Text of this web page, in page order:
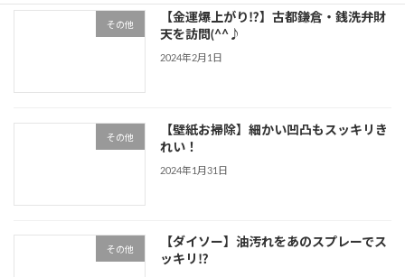
その他
【金運爆上がり⁉】古都鎌倉・銭洗弁財
天を訪問(^^♪
2024年2月1日
その他
【壁紙お掃除】細かい凹凸もスッキリき
れい！
2024年1月31日
その他
【ダイソー】油汚れをあのスプレーでス
ッキリ⁉